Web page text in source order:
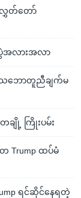
လွှတ်တော်
အလားအလာ
သဘောတူညီချက်မ
ချို့ ကြိုးပမ်း
Trump ထပ်မံ
ရင်ဆိုင်နေရတဲ့